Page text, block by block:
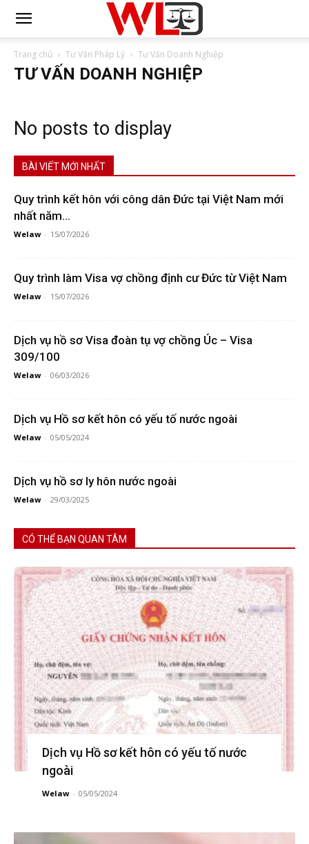
Trang chủ Tư Vấn Pháp Lý Tư Vấn Doanh Nghiệp
TƯ VẤN DOANH NGHIỆP
No posts to display
BÀI VIẾT MỚI NHẤT
Quy trình kết hôn với công dân Đức tại Việt Nam mới
nhất năm...
Welaw - 15/07/2026
Quy trình làm Visa vợ chồng định cư Đức từ Việt Nam
Welaw - 15/07/2026
Dịch vụ hồ sơ Visa đoàn tụ vợ chồng Úc – Visa
309/100
Welaw - 06/03/2026
Dịch vụ Hồ sơ kết hôn có yếu tố nước ngoài
Welaw - 05/05/2024
Dịch vụ hồ sơ ly hôn nước ngoài
Welaw - 29/03/2025
CÓ THỂ BẠN QUAN TÂM
Dịch vụ Hồ sơ kết hôn có yếu tố nước
ngoài
Welaw - 05/05/2024